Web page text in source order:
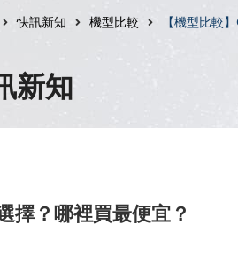
快訊新知 機型比較 【機型比較
新知
擇？哪裡買最便宜？